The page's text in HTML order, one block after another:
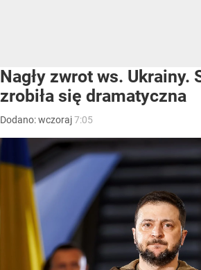
Nagły zwrot ws. Ukrainy.
zrobiła się dramatyczna
Dodano:wczoraj7:05